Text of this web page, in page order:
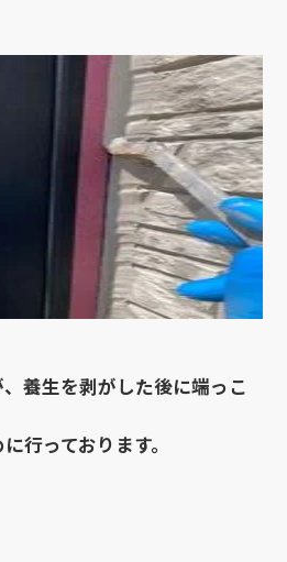
養生を剥がした後に端っこ
行っております。